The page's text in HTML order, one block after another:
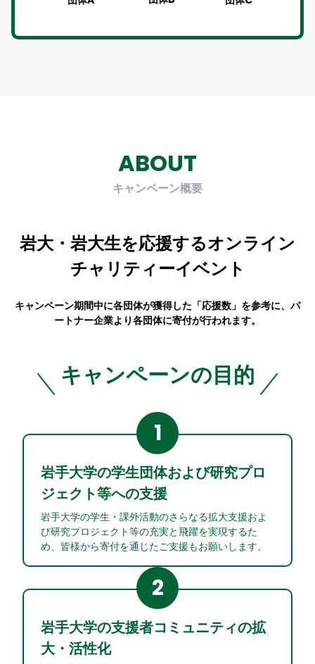
ABOUT
キャンペーン概要
岩大・岩大生を応援するオンライン
チャリティーイベント
キャンペーン期間中に各団体が獲得した「応援数」を参考に、 パ
ートナー企業より各団体に寄付が行われます。
キャンペーンの目的
1
岩手大学の学生団体および研究プロ
ジェクト等への支援
岩手大学の学生・課外活動のさらなる拡大支援およ
び研究プロジェクト等の充実と飛躍を実現するた
め、皆様から寄付を通じたご支援もお願いします。
2
岩手大学の支援者コミュニティの拡
大・活性化